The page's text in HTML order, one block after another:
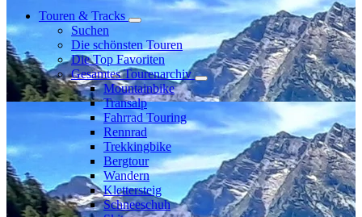
Touren & Tracks
Suchen
Die schönsten Touren
Die Top Favoriten
Gesamtes Tourenarchiv
Mountainbike
Transalp
Fahrrad Touring
Rennrad
Trekkingbike
Bergtour
Wandern
Klettersteig
Schneeschuh